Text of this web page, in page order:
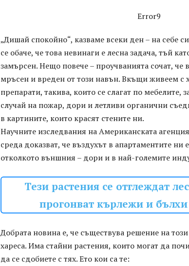
Error9
„Дишай спокойно“, казваме всеки ден – на себе
се обаче, че това невинаги е лесна задача, тъй
замърсен. Нещо повече – проучванията сочат, че
мръсен и вреден от този навън. Вкъщи живеем с
препарати, такива, които се слагат по мебелите,
случай на пожар, дори и летливи органични
в картините, които красят стените ни.
Научните изследвания на Американската
среда доказват, че въздухът в апартаментите ни
отколкото външния – дори и в най-големите
Тези растения се отглеждат
прогонват кърлежи и бълхи
Добрата новина е, че съществува решение на
хареса. Има стайни растения, които могат да
да се сдобиете с тях. Ето кои са те: